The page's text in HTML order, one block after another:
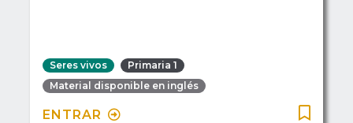
Seres vivos
Primaria 1
Material disponible en inglés
ENTRAR